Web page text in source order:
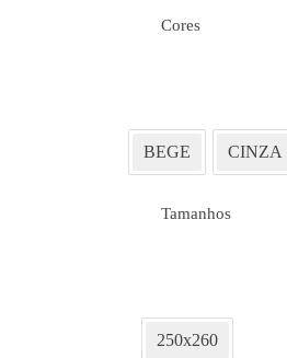
Cores
BEGE CINZA
Tamanhos
250x260